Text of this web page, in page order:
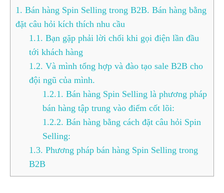
1. Bán hàng Spin Selling trong B2B. Bán hàng bằng
đặt câu hỏi kích thích nhu cầu
1.1. Bạn gặp phải lời chối khi gọi điện lần đầu
tới khách hàng
1.2. Và mình tổng hợp và đào tạo sale B2B cho
đội ngũ của mình.
1.2.1. Bán hàng Spin Selling là phương pháp
bán hàng tập trung vào điểm cốt lõi:
1.2.2. Bán hàng bằng cách đặt câu hỏi Spin
Selling:
1.3. Phương pháp bán hàng Spin Selling trong
B2B